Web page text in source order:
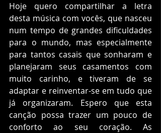
Hoje quero compartilhar a letra
desta música com vocês, que nasceu
num tempo de grandes dificuldades
para o mundo, mas especialmente
para tantos casais que sonharam e
planejaram seus casamentos com
muito carinho, e tiveram de se
adaptar e reinventar-se em tudo que
já organizaram. Espero que esta
canção possa trazer um pouco de
conforto ao seu coração. As